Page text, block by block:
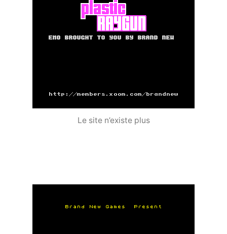
Le site n’existe plus